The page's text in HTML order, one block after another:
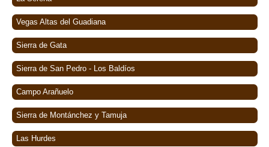
Vegas Altas del Guadiana
Sierra de Gata
Sierra de San Pedro - Los Baldíos
Campo Arañuelo
Sierra de Montánchez y Tamuja
Las Hurdes